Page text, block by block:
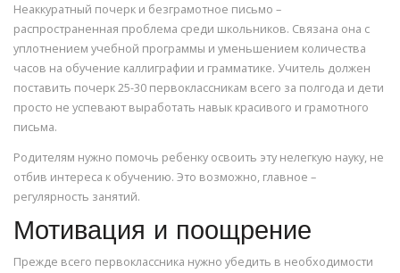
Неаккуратный почерк и безграмотное письмо –
распространенная проблема среди школьников. Связана она с
уплотнением учебной программы и уменьшением количества
часов на обучение каллиграфии и грамматике. Учитель должен
поставить почерк 25-30 первоклассникам всего за полгода и дети
просто не успевают выработать навык красивого и грамотного
письма.
Родителям нужно помочь ребенку освоить эту нелегкую науку, не
отбив интереса к обучению. Это возможно, главное –
регулярность занятий.
Мотивация и поощрение
Прежде всего первоклассника нужно убедить в необходимости